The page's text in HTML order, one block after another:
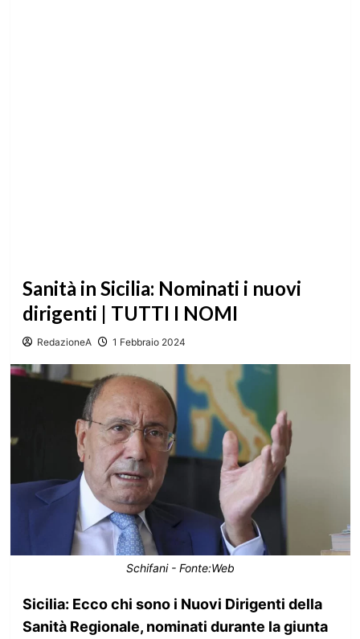
Sanità in Sicilia: Nominati i nuovi
dirigenti | TUTTI I NOMI
RedazioneA 1 Febbraio 2024
Schifani - Fonte:Web
Sicilia: Ecco chi sono i Nuovi Dirigenti della
Sanità Regionale, nominati durante la giunta